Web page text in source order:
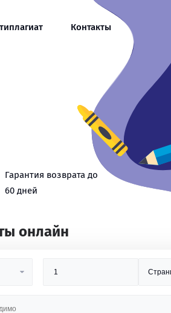
Контакты
Гарантия возврата до
60 дней
онлайн